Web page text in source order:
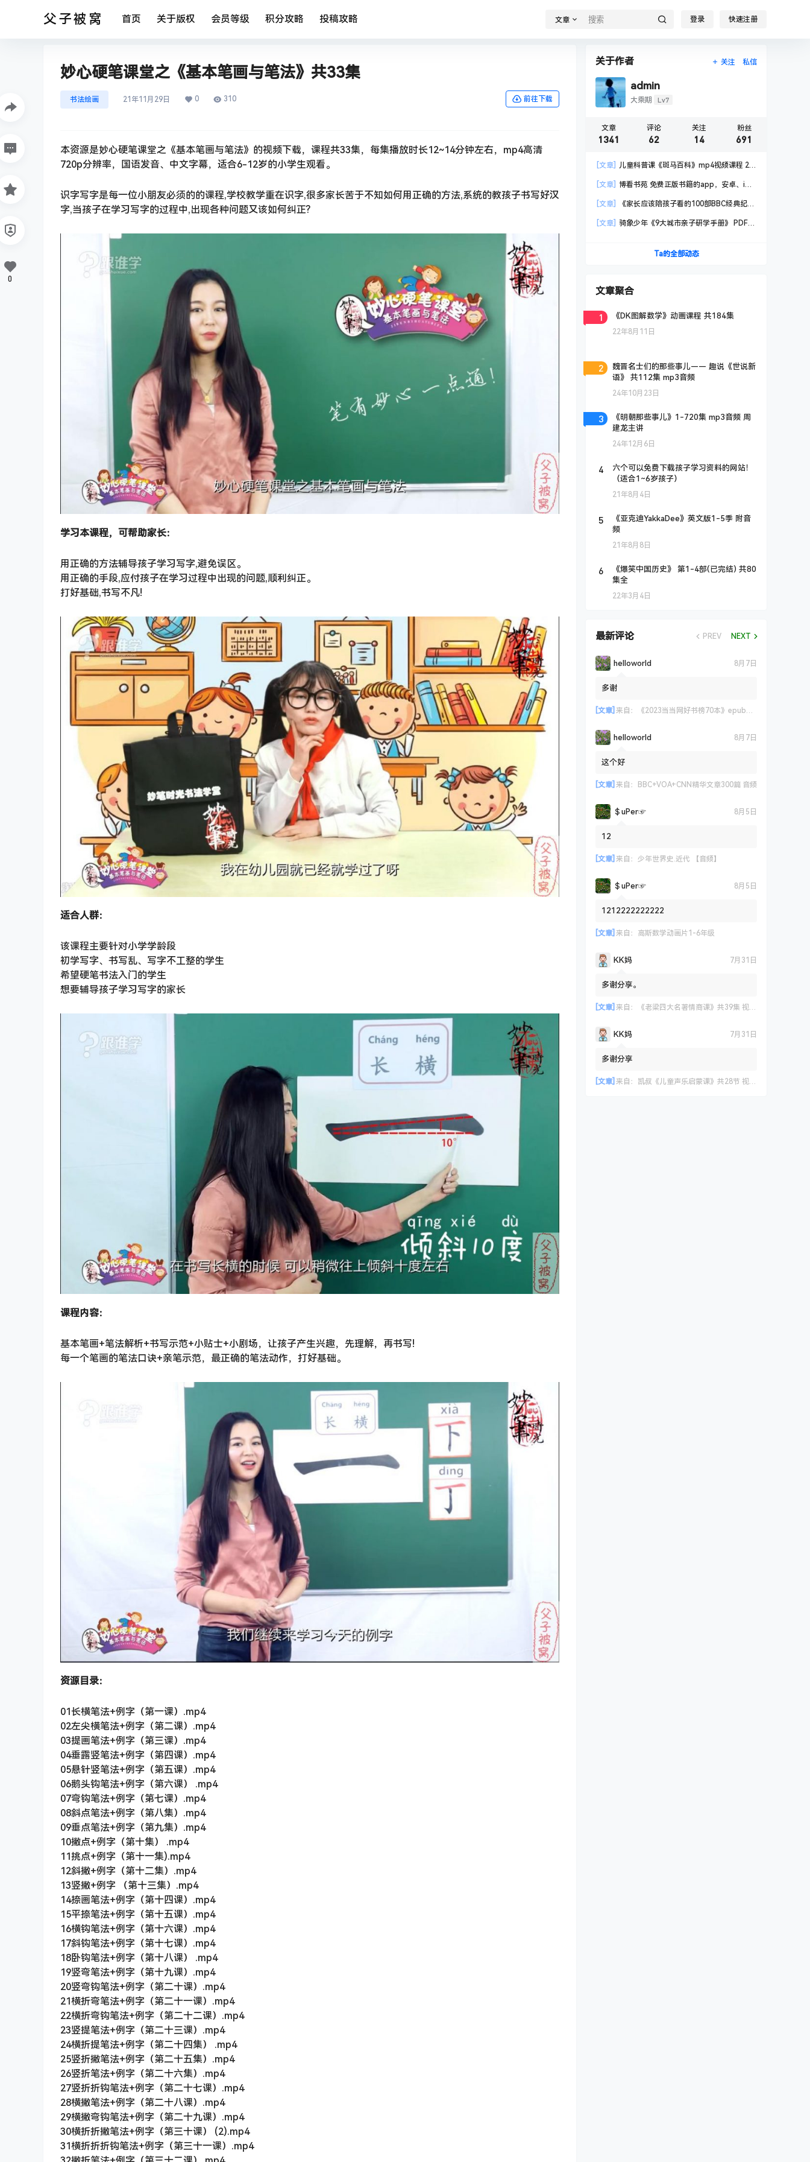
父子被窝 首页 关于版权 会员等级 积分攻略 投稿攻略 文章 登录 快速注册
妙心硬笔课堂之《基本笔画与笔法》共33集
书法绘画 21年11月29日 0 310 前往下载
本资源是妙心硬笔课堂之《基本笔画与笔法》的视频下载，课程共33集，每集播放时长12~14分钟左右，mp4高清
720p分辨率，国语发音、中文字幕，适合6-12岁的小学生观看。
识字写字是每一位小朋友必须的的课程,学校教学重在识字,很多家长苦于不知如何用正确的方法,系统的教孩子书写好汉
字,当孩子在学习写字的过程中,出现各种问题又该如何纠正?
学习本课程，可帮助家长：
用正确的方法辅导孩子学习写字,避免误区。
用正确的手段,应付孩子在学习过程中出现的问题,顺利纠正。
打好基础,书写不凡!
适合人群：
该课程主要针对小学学龄段
初学写字、书写乱、写字不工整的学生
希望硬笔书法入门的学生
想要辅导孩子学习写字的家长
课程内容：
基本笔画+笔法解析+书写示范+小贴士+小剧场，让孩子产生兴趣，先理解，再书写!
每一个笔画的笔法口诀+亲笔示范，最正确的笔法动作，打好基础。
资源目录：
01长横笔法+例字（第一课）.mp4
02左尖横笔法+例字（第二课）.mp4
03提画笔法+例字（第三课）.mp4
04垂露竖笔法+例字（第四课）.mp4
05悬针竖笔法+例字（第五课）.mp4
06鹅头钩笔法+例字（第六课） .mp4
07弯钩笔法+例字（第七课）.mp4
08斜点笔法+例字（第八集）.mp4
09垂点笔法+例字（第九集）.mp4
10撇点+例字（第十集） .mp4
11挑点+例字（第十一集).mp4
12斜撇+例字（第十二集）.mp4
13竖撇+例字 （第十三集）.mp4
14捺画笔法+例字（第十四课）.mp4
15平捺笔法+例字（第十五课）.mp4
16横钩笔法+例字（第十六课）.mp4
17斜钩笔法+例字（第十七课）.mp4
18卧钩笔法+例字（第十八课） .mp4
19竖弯笔法+例字（第十九课）.mp4
20竖弯钩笔法+例字（第二十课）.mp4
21横折弯笔法+例字（第二十一课）.mp4
22横折弯钩笔法+例字（第二十二课）.mp4
23竖提笔法+例字（第二十三课）.mp4
24横折提笔法+例字（第二十四集） .mp4
25竖折撇笔法+例字（第二十五集）.mp4
26竖折笔法+例字（第二十六集）.mp4
27竖折折钩笔法+例字（第二十七课）.mp4
28横撇笔法+例字（第二十八课）.mp4
29横撇弯钩笔法+例字（第二十九课）.mp4
30横折折撇笔法+例字（第三十课） (2).mp4
31横折折折钩笔法+例字（第三十一课）.mp4
0
关于作者 关注 私信
admin
大乘期 Lv7
文章
1341
评论
62
关注
14
粉丝
691
[文章]
儿童科普课《斑马百科》mp4视频课程 20
[文章]
博看书苑 免费正版书籍的app，安卓、iOS
[文章]
《家长应该陪孩子看的100部BBC经典纪录
[文章]
骑象少年《9大城市亲子研学手册》 PDF格
Ta的全部动态
文章聚合
1 《DK图解数学》动画课程 共184集
22年8月11日
2
魏晋名士们的那些事儿—— 趣说《世说新
语》 共112集 mp3音频
24年10月23日
3
《明朝那些事儿》1-720集 mp3音频 周
建龙主讲
24年12月6日
4
六个可以免费下载孩子学习资料的网站！
（适合1~6岁孩子）
21年8月4日
5
《亚克迪YakkaDee》英文版1-5季 附音
频
21年8月8日
6
《爆笑中国历史》 第1-4部(已完结) 共80
集全
22年3月4日
最新评论 PREV NEXT
helloworld 8月7日
多谢
[文章] 来自： 《2023当当网好书榜70本》epub+azw3+mobi格式
helloworld 8月7日
这个好
[文章] 来自： BBC+VOA+CNN精华文章300篇 音频
＄uΡer☞ 8月5日
12
[文章] 来自： 少年世界史.近代 【音频】
＄uΡer☞ 8月5日
1212222222222
[文章] 来自： 高斯数学动画片1-6年级
KK妈 7月31日
多谢分享。
[文章] 来自： 《老梁四大名著情商课》共39集 视频课程
KK妈 7月31日
多谢分享
[文章] 来自： 凯叔《儿童声乐启蒙课》共28节 视频课程